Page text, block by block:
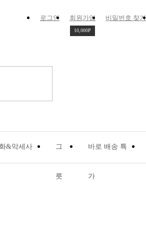
로그인
회원가입
10,000P
비밀번호 찾기
릇 가